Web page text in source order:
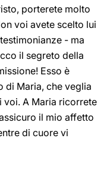
porterete molto
voi avete scelto lui
- ma
il segreto della
Esso è
di Maria, che veglia
voi. A Maria ricorrete
il mio affetto
di cuore vi